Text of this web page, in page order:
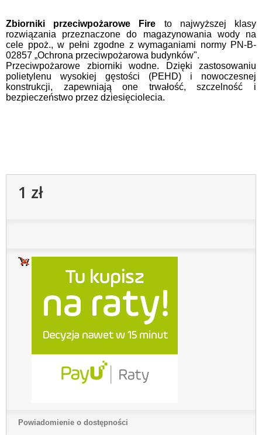
Zbiorniki przeciwpożarowe Fire to najwyższej klasy
rozwiązania przeznaczone do magazynowania wody na
cele ppoż., w pełni zgodne z wymaganiami normy PN-B-
02857 „Ochrona przeciwpożarowa budynków".
Przeciwpożarowe zbiorniki wodne. Dzięki zastosowaniu
polietylenu wysokiej gęstości (PEHD) i nowoczesnej
konstrukcji, zapewniają one trwałość, szczelność i
bezpieczeństwo przez dziesięciolecia.
1 zł
Powiadomienie o dostępności